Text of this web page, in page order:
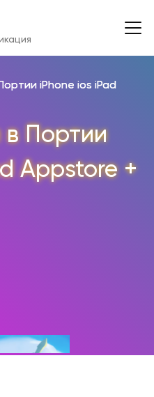
iPhone ios iPad
в Портии
Appstore +